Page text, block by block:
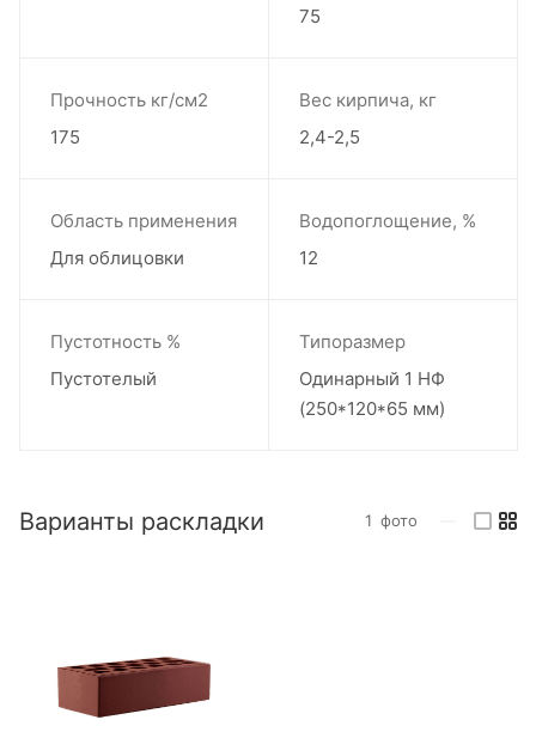
75
Прочность кг/см2
175
Вес кирпича, кг
2,4-2,5
Область применения
Для облицовки
Водопоглощение, %
12
Пустотность %
Пустотелый
Типоразмер
Одинарный 1 НФ
(250*120*65 мм)
Варианты раскладки 1 фото